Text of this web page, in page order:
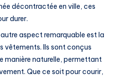
décontractée en ville, ces
durer.
aspect remarquable est la
vêtements. Ils sont conçus
manière naturelle, permettant
Que ce soit pour courir,